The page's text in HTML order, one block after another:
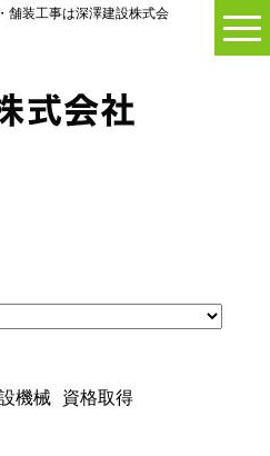
装工事は深澤建設株式会